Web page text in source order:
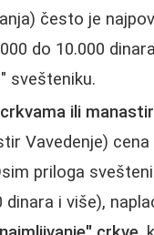
često je
do 10.000
svešteniku.
ili
Vavedenje)
priloga
dinara i više),